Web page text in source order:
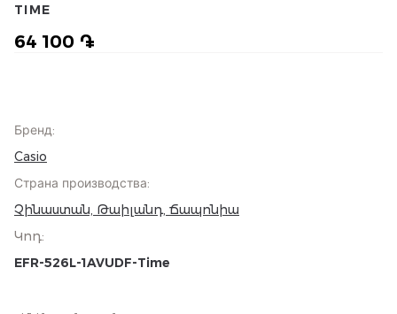
64 100 ֏
TIME
Бренд:
Casio
Страна производства:
Չինաստան, Թաիլանդ, Ճապոնիա
Կոդ:
EFR-526L-1AVUDF-Time